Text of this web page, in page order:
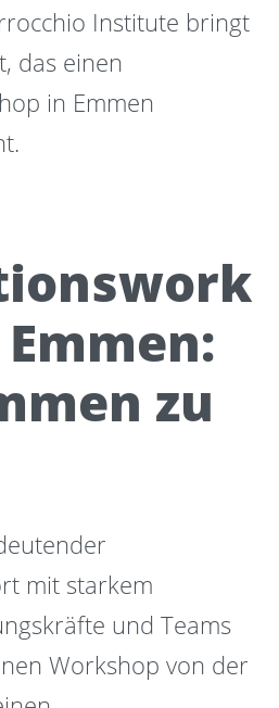
Institute bringt
das einen
in Emmen
zu
mit starkem
und Teams
Workshop von der